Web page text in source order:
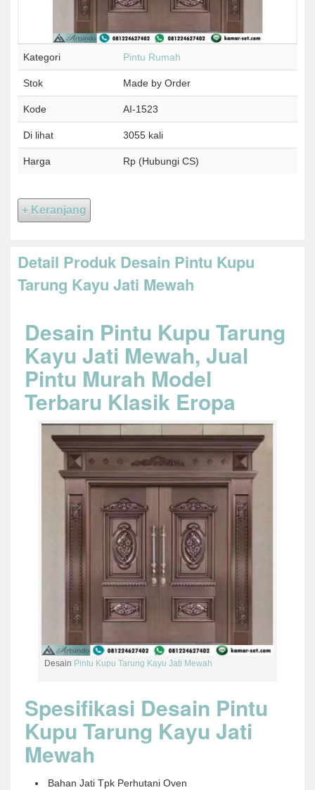
Kategori Pintu Rumah
Stok Made by Order
Kode AI-1523
Di lihat 3055 kali
Harga Rp (Hubungi CS)
Detail Produk Desain Pintu Kupu
Tarung Kayu Jati Mewah
Desain Pintu Kupu Tarung
Kayu Jati Mewah, Jual
Pintu Murah Model
Terbaru Klasik Eropa
Desain Pintu Kupu Tarung Kayu Jati Mewah
Spesifikasi Desain Pintu
Kupu Tarung Kayu Jati
Mewah
Bahan Jati Tpk Perhutani Oven